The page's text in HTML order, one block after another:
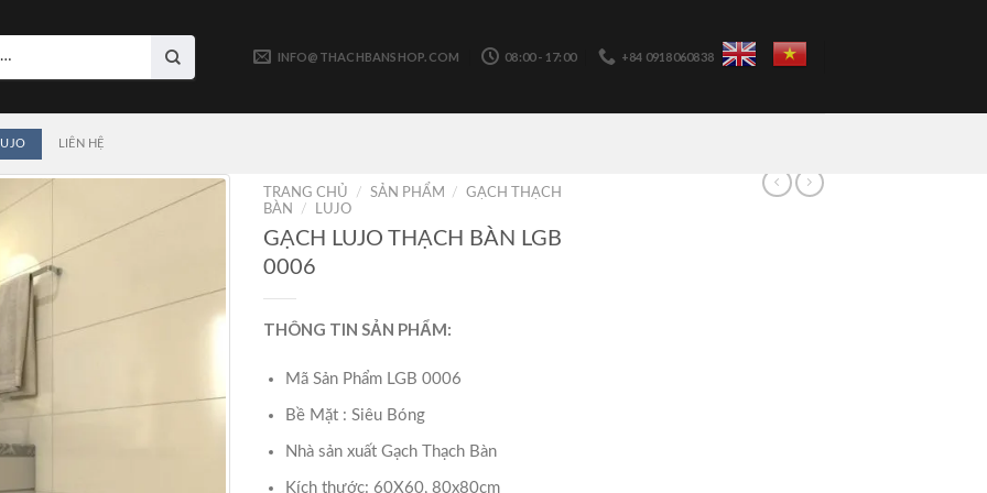
INFO@THACHBANSHOP.COM 08:00 - 17:00 +84 0918060838
LUJO LIÊN HỆ
TRANG CHỦ / SẢN PHẨM /
GẠCH THẠCH
BÀN
/ LUJO
GẠCH LUJO THẠCH BÀN LGB
0006
THÔNG TIN SẢN PHẨM:
Mã Sản Phẩm LGB 0006
Bề Mặt : Siêu Bóng
Nhà sản xuất Gạch Thạch Bàn
Kích thước: 60X60, 80x80cm